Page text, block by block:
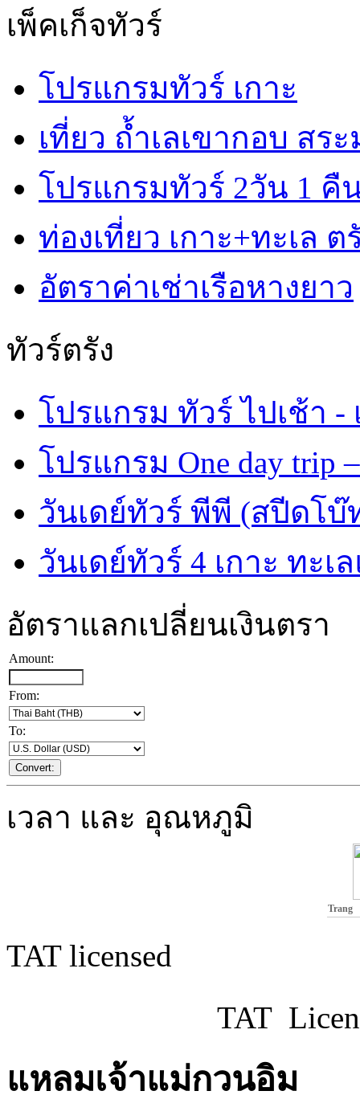
เพ็คเก็จทัวร์
โปรแกรมทัวร์ เกาะ
เที่ยว ถ้ำเลเขากอบ สร
โปรแกรมทัวร์ 2วัน 1 คื
ท่องเที่ยว เกาะ+ทะเล ต
อัตราค่าเช่าเรือหางยาว
ทัวร์ตรัง
โปรแกรม ทัวร์ ไปเช้า -
โปรแกรม One day trip
วันเดย์ทัวร์ พีพี (สปีดโบ๊
วันเดย์ทัวร์ 4 เกาะ ทะ
อัตราแลกเปลี่ยนเงินตรา
Amount:
From:
To:
เวลา และ อุณหภูมิ
Trang
TAT licensed
TAT
แหลมเจ้าแม่กวนอิม